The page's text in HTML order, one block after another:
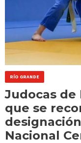
RÍO GRANDE
Judocas de
que se
Nacional